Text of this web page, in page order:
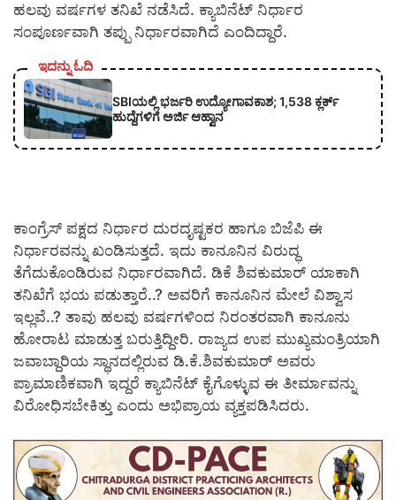
ಹಲವು ವರ್ಷಗಳ ತನಿಖೆ ನಡೆಸಿದೆ. ಕ್ಯಾಬಿನೆಟ್ ನಿರ್ಧಾರ
ಸಂಪೂರ್ಣವಾಗಿ ತಪ್ಪು ನಿರ್ಧಾರವಾಗಿದೆ ಎಂದಿದ್ದಾರೆ.
ಇದನ್ನು ಓದಿ
SBIಯಲ್ಲಿ ಭರ್ಜರಿ ಉದ್ಯೋಗಾವಕಾಶ; 1,538 ಕ್ಲರ್ಕ್
ಹುದ್ದೆಗಳಿಗೆ ಅರ್ಜಿ ಆಹ್ವಾನ
ಕಾಂಗ್ರೆಸ್ ಪಕ್ಷದ ನಿರ್ಧಾರ ದುರದೃಷ್ಟಕರ ಹಾಗೂ ಬಿಜೆಪಿ ಈ
ನಿರ್ಧಾರವನ್ನು ಖಂಡಿಸುತ್ತದೆ. ಇದು ಕಾನೂನಿನ ವಿರುದ್ಧ
ತೆಗೆದುಕೊಂಡಿರುವ ನಿರ್ಧಾರವಾಗಿದೆ. ಡಿಕೆ ಶಿವಕುಮಾರ್ ಯಾಕಾಗಿ
ತನಿಖೆಗೆ ಭಯ ಪಡುತ್ತಾರೆ..? ಅವರಿಗೆ ಕಾನೂನಿನ ಮೇಲೆ ವಿಶ್ವಾಸ
ಇಲ್ಲವೆ..? ತಾವು ಹಲವು ವರ್ಷಗಳಿಂದ ನಿರಂತರವಾಗಿ ಕಾನೂನು
ಹೋರಾಟ ಮಾಡುತ್ತ ಬರುತ್ತಿದ್ದೀರಿ. ರಾಜ್ಯದ ಉಪ ಮುಖ್ಯಮಂತ್ರಿಯಾಗಿ
ಜವಾಬ್ದಾರಿಯ ಸ್ಥಾನದಲ್ಲಿರುವ ಡಿ.ಕೆ.ಶಿವಕುಮಾರ್ ಅವರು
ಪ್ರಾಮಾಣಿಕವಾಗಿ ಇದ್ದರೆ ಕ್ಯಾಬಿನೆಟ್ ಕೈಗೊಳ್ಳುವ ಈ ತೀರ್ಮಾವನ್ನು
ವಿರೋಧಿಸಬೇಕಿತ್ತು ಎಂದು ಅಭಿಪ್ರಾಯ ವ್ಯಕ್ತಪಡಿಸಿದರು.